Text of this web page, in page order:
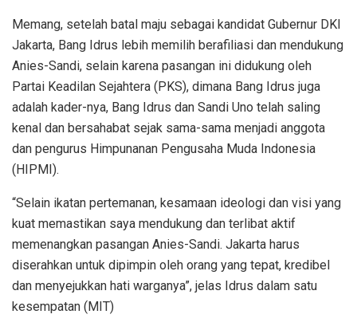
Memang, setelah batal maju sebagai kandidat Gubernur DKI
Jakarta, Bang Idrus lebih memilih berafiliasi dan mendukung
Anies-Sandi, selain karena pasangan ini didukung oleh
Partai Keadilan Sejahtera (PKS), dimana Bang Idrus juga
adalah kader-nya, Bang Idrus dan Sandi Uno telah saling
kenal dan bersahabat sejak sama-sama menjadi anggota
dan pengurus Himpunanan Pengusaha Muda Indonesia
(HIPMI).
“Selain ikatan pertemanan, kesamaan ideologi dan visi yang
kuat memastikan saya mendukung dan terlibat aktif
memenangkan pasangan Anies-Sandi. Jakarta harus
diserahkan untuk dipimpin oleh orang yang tepat, kredibel
dan menyejukkan hati warganya”, jelas Idrus dalam satu
kesempatan (MIT)